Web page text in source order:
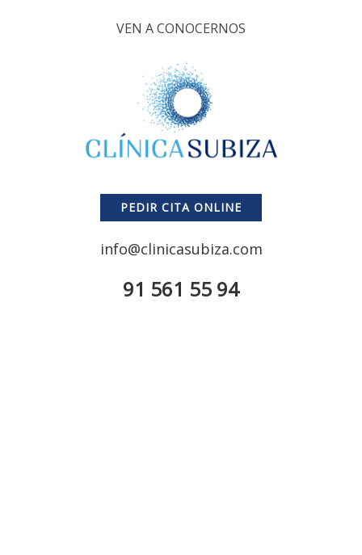
VEN A CONOCERNOS
PEDIR CITA ONLINE
info@clinicasubiza.com
91 561 55 94